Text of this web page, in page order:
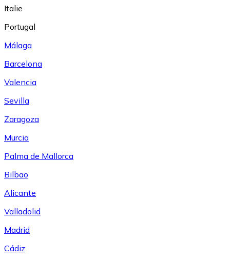
Italie
Portugal
Málaga
Barcelona
Valencia
Sevilla
Zaragoza
Murcia
Palma de Mallorca
Bilbao
Alicante
Valladolid
Madrid
Cádiz